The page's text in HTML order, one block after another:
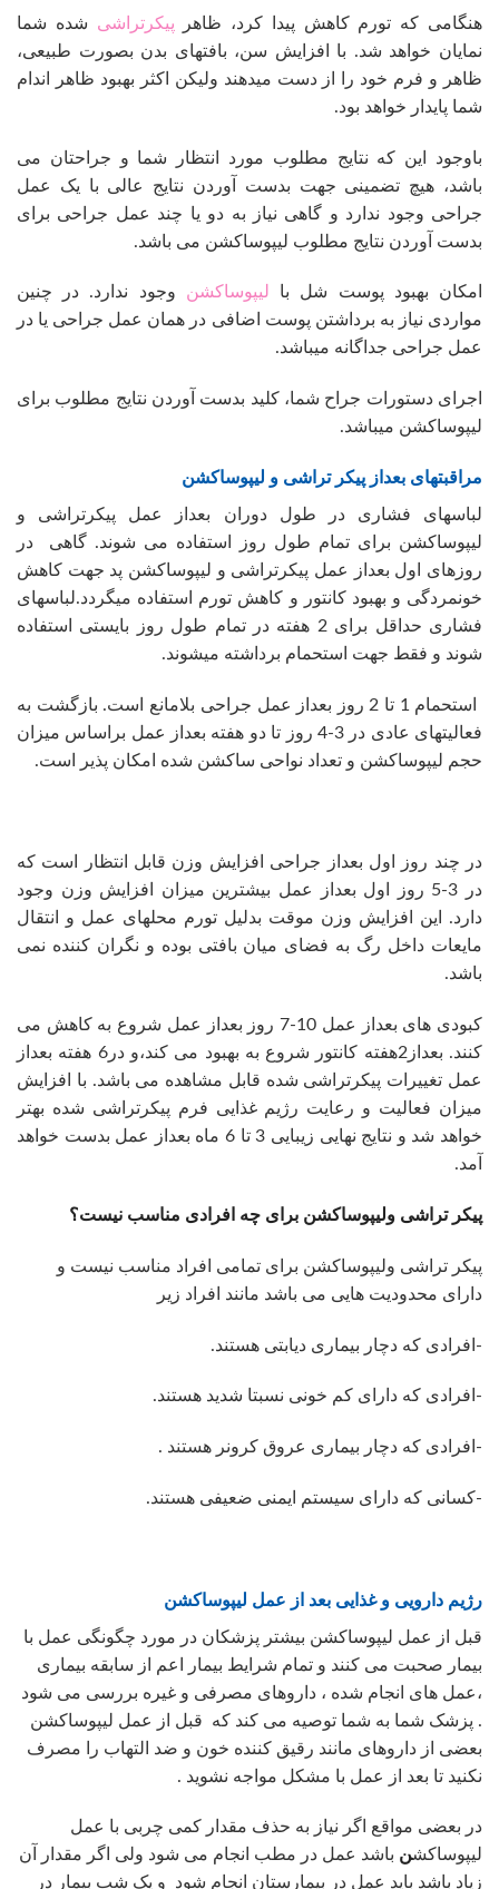
هنگامی که تورم کاهش پیدا کرد، ظاهر پیکرتراشی شده شما
نمایان خواهد شد. با افزایش سن، بافتهای بدن بصورت طبیعی،
ظاهر و فرم خود را از دست میدهند ولیکن اکثر بهبود ظاهر اندام
شما پایدار خواهد بود.
باوجود این که نتایج مطلوب مورد انتظار شما و جراحتان می
باشد، هیچ تضمینی جهت بدست آوردن نتایج عالی با یک عمل
جراحی وجود ندارد و گاهی نیاز به دو یا چند عمل جراحی برای
بدست آوردن نتایج مطلوب لیپوساکشن می باشد.
امکان بهبود پوست شل با لیپوساکشن وجود ندارد. در چنین
مواردی نیاز به برداشتن پوست اضافی در همان عمل جراحی یا در
عمل جراحی جداگانه میباشد.
اجرای دستورات جراح شما، کلید بدست آوردن نتایج مطلوب برای
لیپوساکشن میباشد.
مراقبتهای بعداز پیکر تراشی و لیپوساکشن
لباسهای فشاری در طول دوران بعداز عمل پیکرتراشی و
لیپوساکشن برای تمام طول روز استفاده می شوند. گاهی در
روزهای اول بعداز عمل پیکرتراشی و لیپوساکشن پد جهت کاهش
خونمردگی و بهبود کانتور و کاهش تورم استفاده میگردد.لباسهای
فشاری حداقل برای 2 هفته در تمام طول روز بایستی استفاده
شوند و فقط جهت استحمام برداشته میشوند.
استحمام 1 تا 2 روز بعداز عمل جراحی بلامانع است. بازگشت به
فعالیتهای عادی در 3-4 روز تا دو هفته بعداز عمل براساس میزان
حجم لیپوساکشن و تعداد نواحی ساکشن شده امکان پذیر است.
در چند روز اول بعداز جراحی افزایش وزن قابل انتظار است که
در 3-5 روز اول بعداز عمل بیشترین میزان افزایش وزن وجود
دارد. این افزایش وزن موقت بدلیل تورم محلهای عمل و انتقال
مایعات داخل رگ به فضای میان بافتی بوده و نگران کننده نمی
باشد.
کبودی های بعداز عمل 10-7 روز بعداز عمل شروع به کاهش می
کنند. بعداز2هفته کانتور شروع به بهبود می کند،و در6 هفته بعداز
عمل تغییرات پیکرتراشی شده قابل مشاهده می باشد. با افزایش
میزان فعالیت و رعایت رژیم غذایی فرم پیکرتراشی شده بهتر
خواهد شد و نتایج نهایی زیبایی 3 تا 6 ماه بعداز عمل بدست خواهد
آمد.
پیکر تراشی ولیپوساکشن برای چه افرادی مناسب نیست؟
پیکر تراشی ولیپوساکشن برای تمامی افراد مناسب نیست و
دارای محدودیت هایی می باشد مانند افراد زیر
-افرادی که دچار بیماری دیابتی هستند.
-افرادی که دارای کم خونی نسبتا شدید هستند.
-افرادی که دچار بیماری عروق کرونر هستند .
-کسانی که دارای سیستم ایمنی ضعیفی هستند.
رژیم دارویی و غذایی بعد از عمل لیپوساکشن
قبل از عمل لیپوساکشن بیشتر پزشکان در مورد چگونگی عمل با
بیمار صحبت می کنند و تمام شرایط بیمار اعم از سابقه بیماری
،عمل های انجام شده ، داروهای مصرفی و غیره بررسی می شود
. پزشک شما به شما توصیه می کند که قبل از عمل لیپوساکشن
بعضی از داروهای مانند رقیق کننده خون و ضد التهاب را مصرف
نکنید تا بعد از عمل با مشکل مواجه نشوید .
در بعضی مواقع اگر نیاز به حذف مقدار کمی چربی با عمل
لیپوساکشن باشد عمل در مطب انجام می شود ولی اگر مقدار آن
زیاد باشد باید عمل در بیمارستان انجام شود و یک شب بیمار در